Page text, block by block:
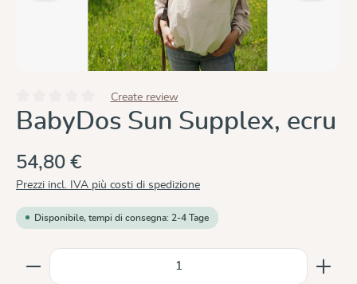
Valutazione media di 0 su 5 stelle
Create review
BabyDos Sun Supplex, ecru
54,80 €
Prezzi incl. IVA più costi di spedizione
Disponibile, tempi di consegna: 2-4 Tage
Quantità del prodotto: inserisci la quantità